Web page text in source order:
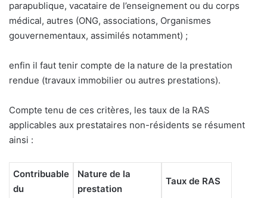
parapublique, vacataire de l’enseignement ou du corps
médical, autres (ONG, associations, Organismes
gouvernementaux, assimilés notamment) ;
enfin il faut tenir compte de la nature de la prestation
rendue (travaux immobilier ou autres prestations).
Compte tenu de ces critères, les taux de la RAS
applicables aux prestataires non-résidents se résument
ainsi :
Contribuable
du
Nature de la
prestation
Taux de RAS